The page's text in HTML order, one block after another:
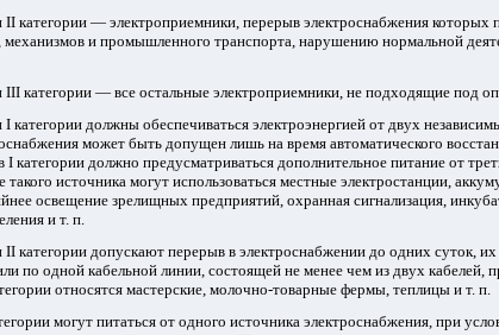
категории — электроприемники, перерыв электроснабжения
и промышленного транспорта, нарушению нормальной
категории — все остальные электроприемники, не подходящие под
категории должны обеспечиваться электроэнергией от двух
может быть допущен лишь на время автоматического
I категории должно предусматриваться дополнительное питание от
такого источника могут использоваться местные электростанции,
освещение зрелищных предприятий, охранная сигнализация,
и т. п.
категории допускают перерыв в электроснабжении до одних суток,
по одной кабельной линии, состоящей не менее чем из двух
относятся мастерские, молочно-товарные фермы, теплицы и т. п.
могут питаться от одного источника электроснабжения, при